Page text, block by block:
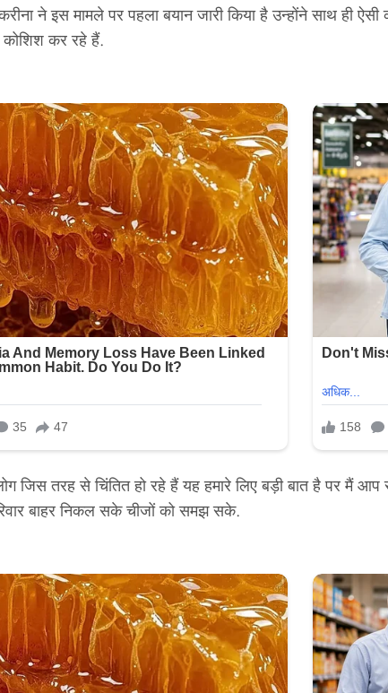
ने इस मामले पर पहला बयान जारी किया है उन्होंने साथ ही
कर रहे हैं.
तरह से चिंतित हो रहे हैं यह हमारे लिए बड़ी बात है पर मैं आप
बाहर निकल सके चीजों को समझ सके.